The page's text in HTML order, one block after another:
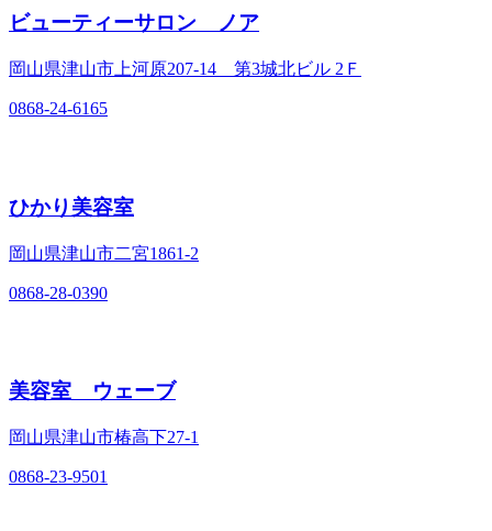
ビューティーサロン ノア
岡山県津山市上河原207‐14 第3城北ビル 2Ｆ
0868-24-6165
ひかり美容室
岡山県津山市二宮1861‐2
0868-28-0390
美容室 ウェーブ
岡山県津山市椿高下27‐1
0868-23-9501